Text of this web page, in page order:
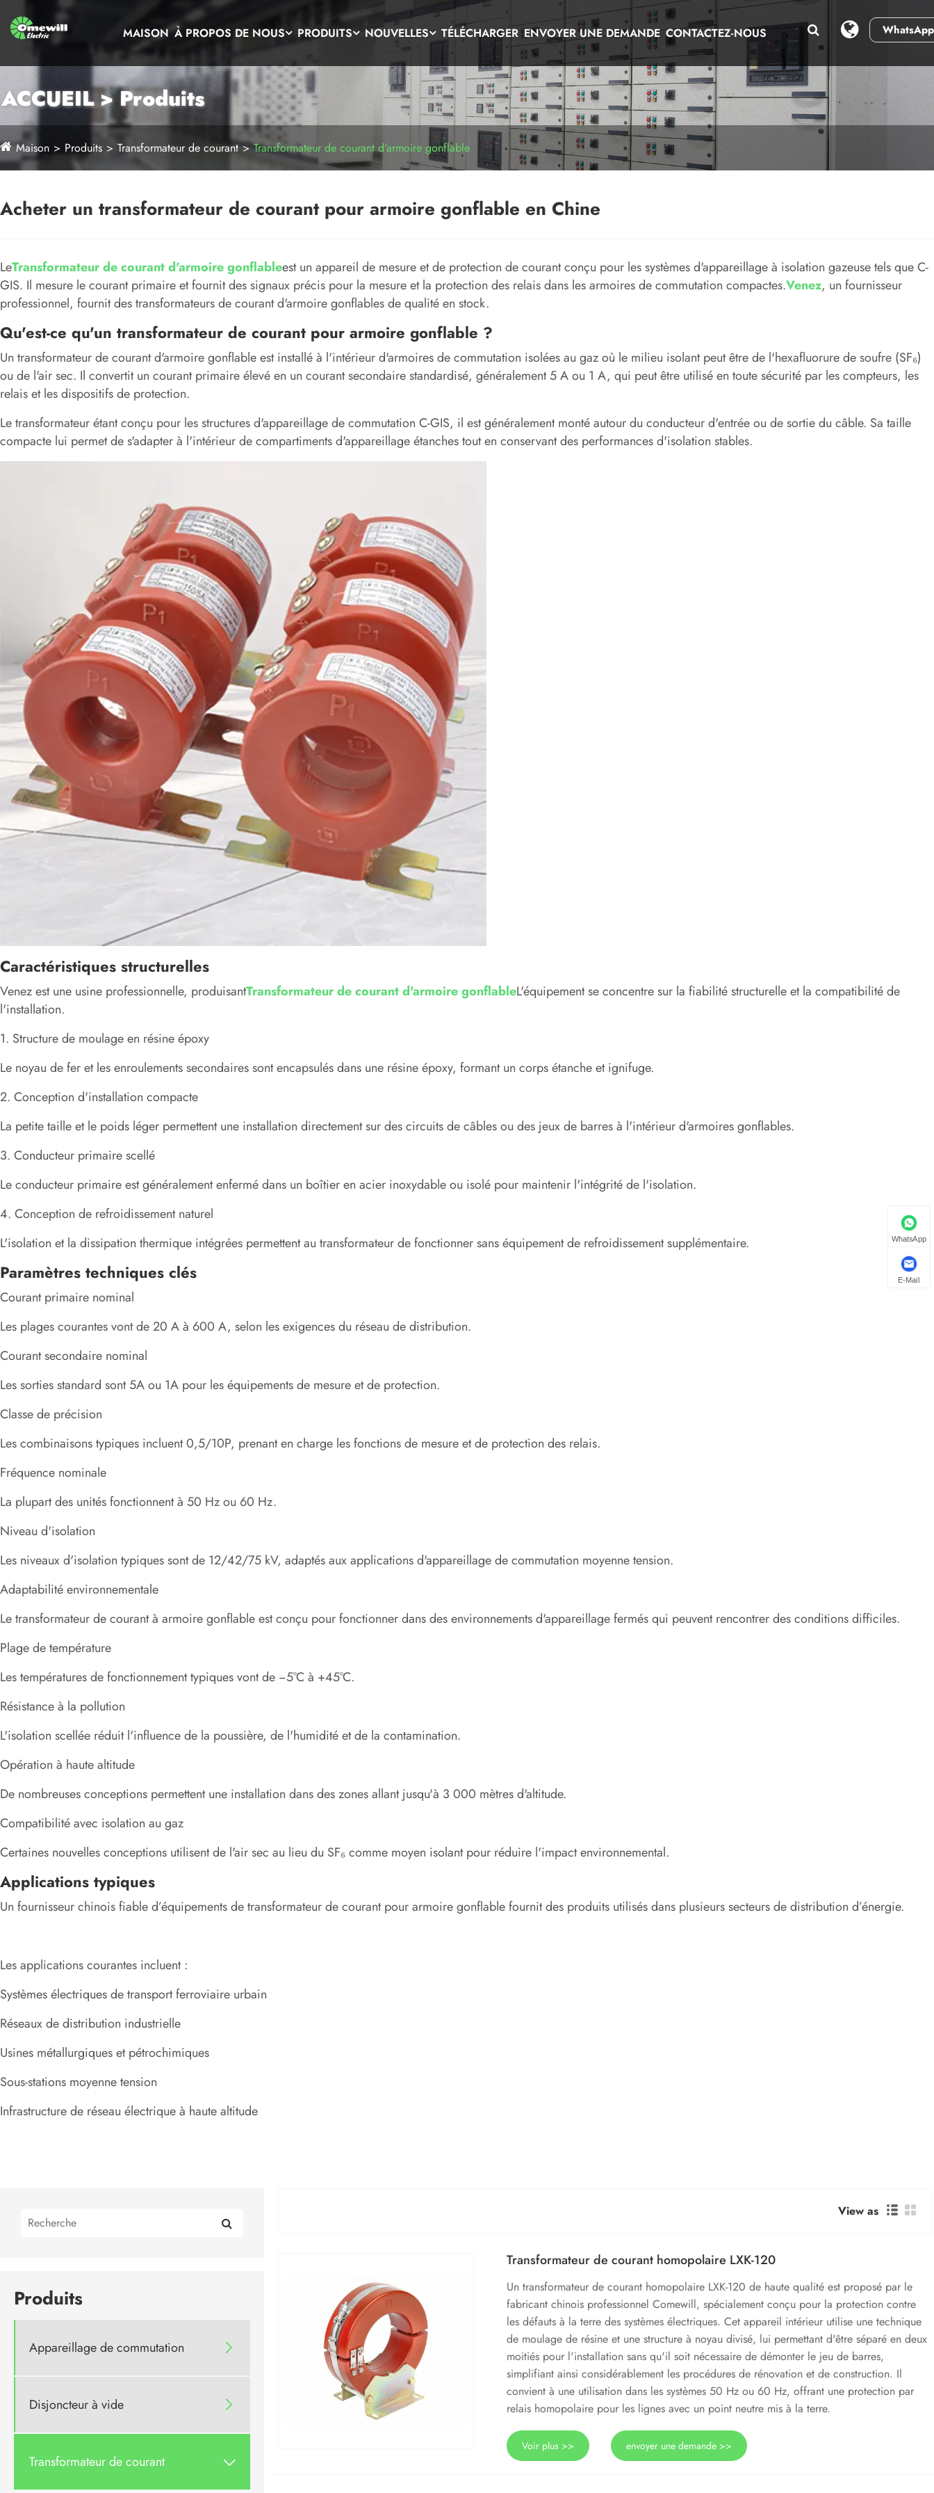
WhatsApp
MAISON À PROPOS DE NOUS PRODUITS NOUVELLES TÉLÉCHARGER ENVOYER UNE DEMANDE CONTACTEZ-NOUS
ACCUEIL > Produits
Maison Produits Transformateur de courant Transformateur de courant d'armoire gonflable
Acheter un transformateur de courant pour armoire gonflable en Chine
LeTransformateur de courant d'armoire gonflableest un appareil de mesure et de protection de courant conçu pour les systèmes d'appareillage à isolation gazeuse tels que C-
GIS. Il mesure le courant primaire et fournit des signaux précis pour la mesure et la protection des relais dans les armoires de commutation compactes.Venez, un fournisseur
professionnel, fournit des transformateurs de courant d'armoire gonflables de qualité en stock.
Qu'est-ce qu'un transformateur de courant pour armoire gonflable ?
Un transformateur de courant d'armoire gonflable est installé à l'intérieur d'armoires de commutation isolées au gaz où le milieu isolant peut être de l'hexafluorure de soufre (SF₆)
ou de l'air sec. Il convertit un courant primaire élevé en un courant secondaire standardisé, généralement 5 A ou 1 A, qui peut être utilisé en toute sécurité par les compteurs, les
relais et les dispositifs de protection.
Le transformateur étant conçu pour les structures d'appareillage de commutation C-GIS, il est généralement monté autour du conducteur d'entrée ou de sortie du câble. Sa taille
compacte lui permet de s'adapter à l'intérieur de compartiments d'appareillage étanches tout en conservant des performances d'isolation stables.
Caractéristiques structurelles
Venez est une usine professionnelle, produisantTransformateur de courant d'armoire gonflableL'équipement se concentre sur la fiabilité structurelle et la compatibilité de
l'installation.
1. Structure de moulage en résine époxy
Le noyau de fer et les enroulements secondaires sont encapsulés dans une résine époxy, formant un corps étanche et ignifuge.
2. Conception d'installation compacte
La petite taille et le poids léger permettent une installation directement sur des circuits de câbles ou des jeux de barres à l'intérieur d'armoires gonflables.
3. Conducteur primaire scellé
Le conducteur primaire est généralement enfermé dans un boîtier en acier inoxydable ou isolé pour maintenir l'intégrité de l'isolation.
4. Conception de refroidissement naturel
L'isolation et la dissipation thermique intégrées permettent au transformateur de fonctionner sans équipement de refroidissement supplémentaire.
Paramètres techniques clés
Courant primaire nominal
Les plages courantes vont de 20 A à 600 A, selon les exigences du réseau de distribution.
Courant secondaire nominal
Les sorties standard sont 5A ou 1A pour les équipements de mesure et de protection.
Classe de précision
Les combinaisons typiques incluent 0,5/10P, prenant en charge les fonctions de mesure et de protection des relais.
Fréquence nominale
La plupart des unités fonctionnent à 50 Hz ou 60 Hz.
Niveau d'isolation
Les niveaux d'isolation typiques sont de 12/42/75 kV, adaptés aux applications d'appareillage de commutation moyenne tension.
Adaptabilité environnementale
Le transformateur de courant à armoire gonflable est conçu pour fonctionner dans des environnements d'appareillage fermés qui peuvent rencontrer des conditions difficiles.
Plage de température
Les températures de fonctionnement typiques vont de −5°C à +45°C.
Résistance à la pollution
L'isolation scellée réduit l'influence de la poussière, de l'humidité et de la contamination.
Opération à haute altitude
De nombreuses conceptions permettent une installation dans des zones allant jusqu'à 3 000 mètres d'altitude.
Compatibilité avec isolation au gaz
Certaines nouvelles conceptions utilisent de l'air sec au lieu du SF₆ comme moyen isolant pour réduire l'impact environnemental.
Applications typiques
Un fournisseur chinois fiable d’équipements de transformateur de courant pour armoire gonflable fournit des produits utilisés dans plusieurs secteurs de distribution d’énergie.
Les applications courantes incluent :
Systèmes électriques de transport ferroviaire urbain
Réseaux de distribution industrielle
Usines métallurgiques et pétrochimiques
Sous-stations moyenne tension
Infrastructure de réseau électrique à haute altitude
Produits
Appareillage de commutation 
Disjoncteur à vide 
Transformateur de courant 
View as
Transformateur de courant homopolaire LXK-120
Un transformateur de courant homopolaire LXK-120 de haute qualité est proposé par le
fabricant chinois professionnel Comewill, spécialement conçu pour la protection contre
les défauts à la terre des systèmes électriques. Cet appareil intérieur utilise une technique
de moulage de résine et une structure à noyau divisé, lui permettant d'être séparé en deux
moitiés pour l'installation sans qu'il soit nécessaire de démonter le jeu de barres,
simplifiant ainsi considérablement les procédures de rénovation et de construction. Il
convient à une utilisation dans les systèmes 50 Hz ou 60 Hz, offrant une protection par
relais homopolaire pour les lignes avec un point neutre mis à la terre.
Voir plus >> envoyer une demande >>
WhatsApp
E-Mail